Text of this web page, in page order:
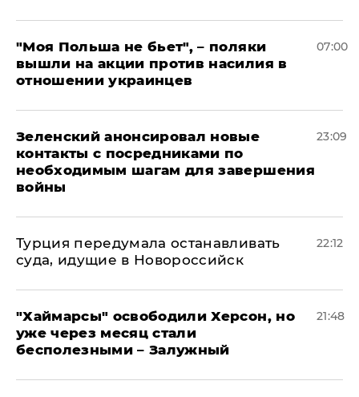
"Моя Польша не бьет", – поляки
вышли на акции против насилия в
отношении украинцев
07:00
Зеленский анонсировал новые
контакты с посредниками по
необходимым шагам для завершения
войны
23:09
Турция передумала останавливать
суда, идущие в Новороссийск
22:12
"Хаймарсы" освободили Херсон, но
уже через месяц стали
бесполезными – Залужный
21:48